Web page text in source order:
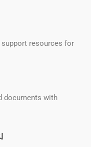
resources for
documents with